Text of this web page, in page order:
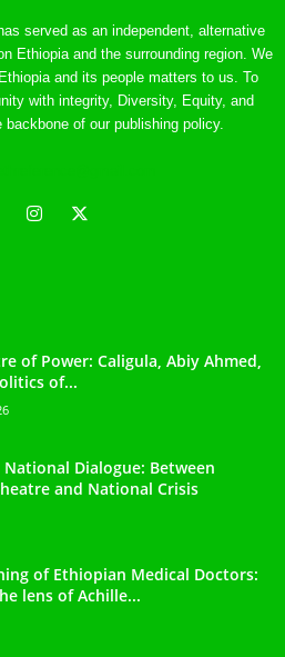
served as an independent, alternative
Ethiopia and the surrounding region. We
and its people matters to us. To
with integrity, Diversity, Equity, and
of our publishing policy.
of Power: Caligula, Abiy Ahmed,
of...
National Dialogue: Between
and National Crisis
of Ethiopian Medical Doctors:
lens of Achille...